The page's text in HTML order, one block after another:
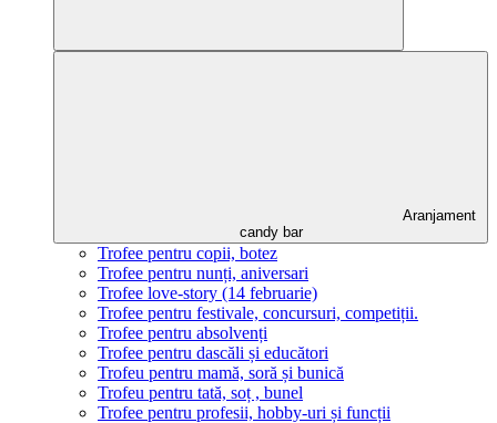
Aranjament
candy bar
Trofee pentru copii, botez
Trofee pentru nunți, aniversari
Trofee love-story (14 februarie)
Trofee pentru festivale, concursuri, competiții.
Trofee pentru absolvenți
Trofee pentru dascăli și educători
Trofeu pentru mamă, soră și bunică
Trofeu pentru tată, soț , bunel
Trofee pentru profesii, hobby-uri și funcții